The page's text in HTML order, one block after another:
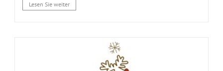
Lesen Sie weiter